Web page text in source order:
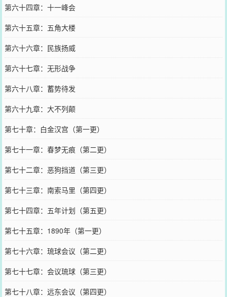
第六十四章：十一峰会
第六十五章：五角大楼
第六十六章：民族扬威
第六十七章：无形战争
第六十八章：蓄势待发
第六十九章：大不列颠
第七十章：白金汉宫（第一更）
第七十一章：春梦无痕（第二更）
第七十二章：恶狗挡道（第三更）
第七十三章：南索马里（第四更）
第七十四章：五年计划（第五更）
第七十五章：1890年（第一更）
第七十六章：琉球会议（第二更）
第七十七章：会议琉球（第三更）
第七十八章：远东会议（第四更）